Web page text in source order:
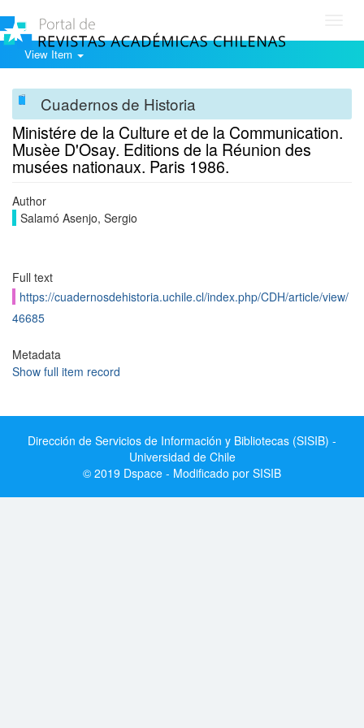
View Item
Cuadernos de Historia
Ministére de la Culture et de la Communication.
Musèe D'Osay. Editions de la Réunion des
musées nationaux. Paris 1986.
Author
Salamó Asenjo, Sergio
Full text
https://cuadernosdehistoria.uchile.cl/index.php/CDH/article/view/
46685
Metadata
Show full item record
Dirección de Servicios de Información y Bibliotecas (SISIB) -
Universidad de Chile
© 2019 Dspace - Modificado por SISIB